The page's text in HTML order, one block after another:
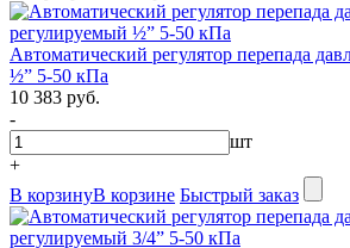
Автоматический регулятор перепада
½” 5-50 кПа
10 383 руб.
-
шт
+
В корзинуВ корзине Быстрый заказ